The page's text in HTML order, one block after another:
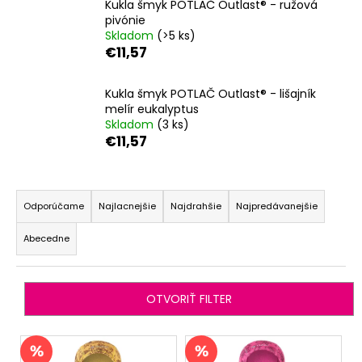
Kukla šmyk POTLAČ Outlast® - ružová
pivónie
Skladom (>5 ks)
€11,57
Kukla šmyk POTLAČ Outlast® - lišajník
melír eukalyptus
Skladom (3 ks)
€11,57
R
a
d
e
n
e
p
r
Odporúčame Najlacnejšie Najdrahšie Najpredávanejšie
Abecedne
OTVORIŤ FILTER
V
HĽADAŤ
O
o
ú